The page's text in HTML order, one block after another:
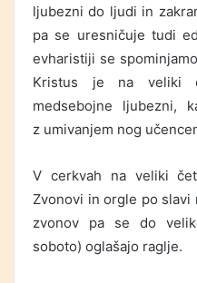
ljubezni do ljudi in
pa se uresničuje tudi
evharistiji se
Kristus je na veliki
medsebojne ljubezni,
z umivanjem nog
V cerkvah na veliki
Zvonovi in orgle po slavi
zvonov pa se do
soboto) oglašajo raglje.